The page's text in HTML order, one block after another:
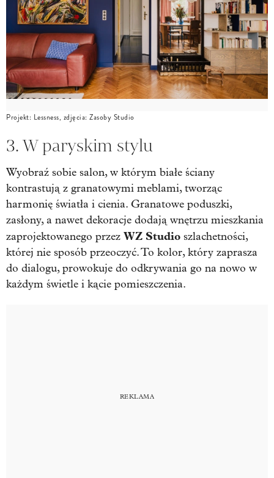
Projekt: Lessness, zdjęcia: Zasoby Studio
3. W paryskim stylu
Wyobraź sobie salon, w którym białe ściany
kontrastują z granatowymi meblami, tworząc
harmonię światła i cienia. Granatowe poduszki,
zasłony, a nawet dekoracje dodają wnętrzu mieszkania
zaprojektowanego przez WZ Studio szlachetności,
której nie sposób przeoczyć. To kolor, który zaprasza
do dialogu, prowokuje do odkrywania go na nowo w
każdym świetle i kącie pomieszczenia.